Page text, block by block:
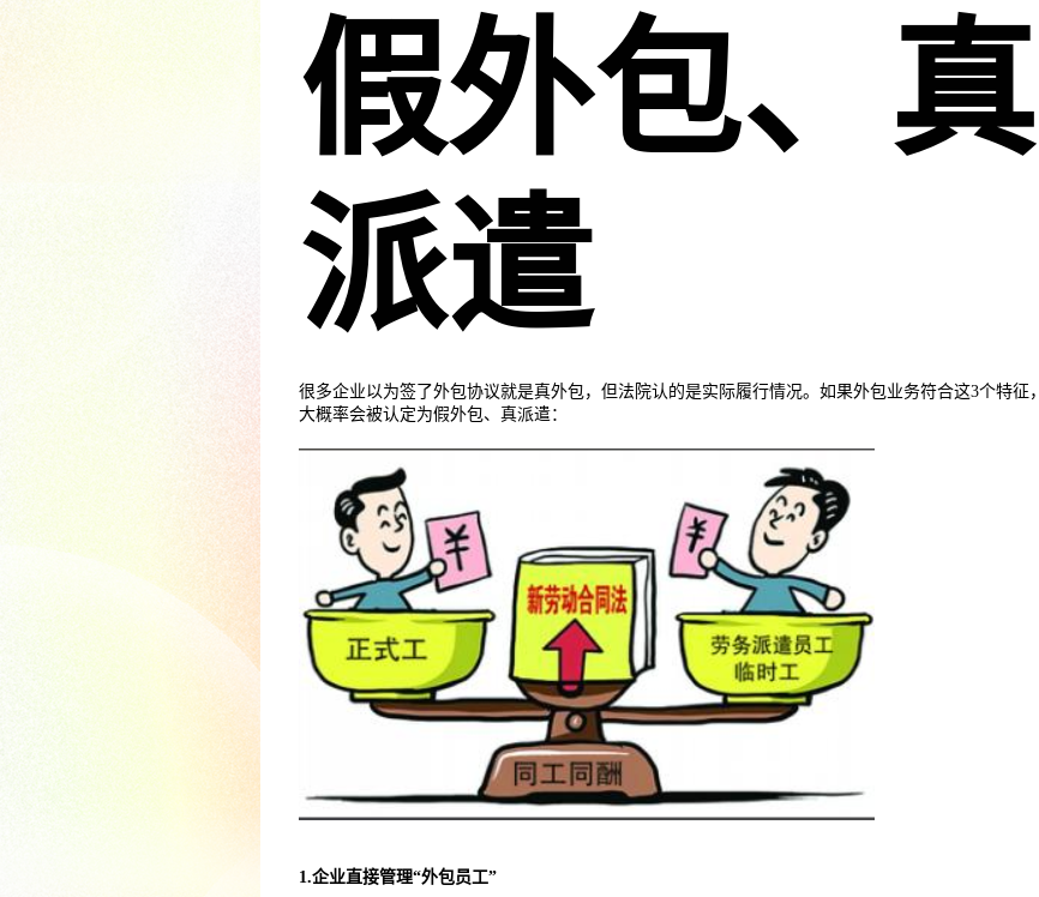
假外包、真
派遣
很多企业以为签了外包协议就是真外包，但法院认的是实际履行情况。如果外包业务符合这3个特征，
大概率会被认定为假外包、真派遣：
1.企业直接管理“外包员工”